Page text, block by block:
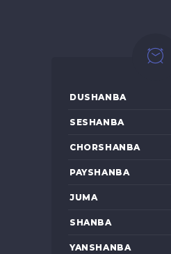
DUSHANBA
SESHANBA
CHORSHANBA
PAYSHANBA
JUMA
SHANBA
YANSHANBA